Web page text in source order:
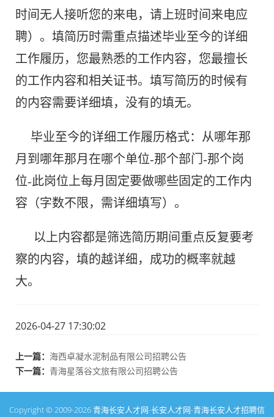
时间无人接听您的来电，请上班时间来电应
聘）。填简历时需重点描述毕业至今的详细
工作履历，您最熟悉的工作内容，您最擅长
的工作内容和相关证书。填写简历的时候有
的内容需要详细填，没有的填无。
毕业至今的详细工作履历格式：从哪年那
月到哪年那月在哪个单位-那个部门-那个岗
位-此岗位上每月固定要做哪些固定的工作内
容（字数不限，需详细填写）。
以上内容都是筛选简历期间重点反复要考
察的内容，填的越详细，成功的概率就越
大。
2026-04-27 17:30:02
上一篇： 海西卓凝水泥制品有限公司招聘公告
下一篇： 青海星落谷文旅有限公司招聘公告
Copyright © 2009-2026青海长安人才网-长安人才网-青海长安人才招聘信